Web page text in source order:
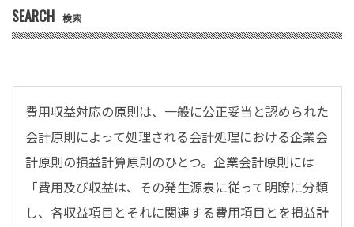
SEARCH 検索
費用収益対応の原則は、一般に公正妥当と認められた
会計原則によって処理される会計処理における企業会
計原則の損益計算原則のひとつ。企業会計原則には
「費用及び収益は、その発生源泉に従って明瞭に分類
し、各収益項目とそれに関連する費用項目とを損益計